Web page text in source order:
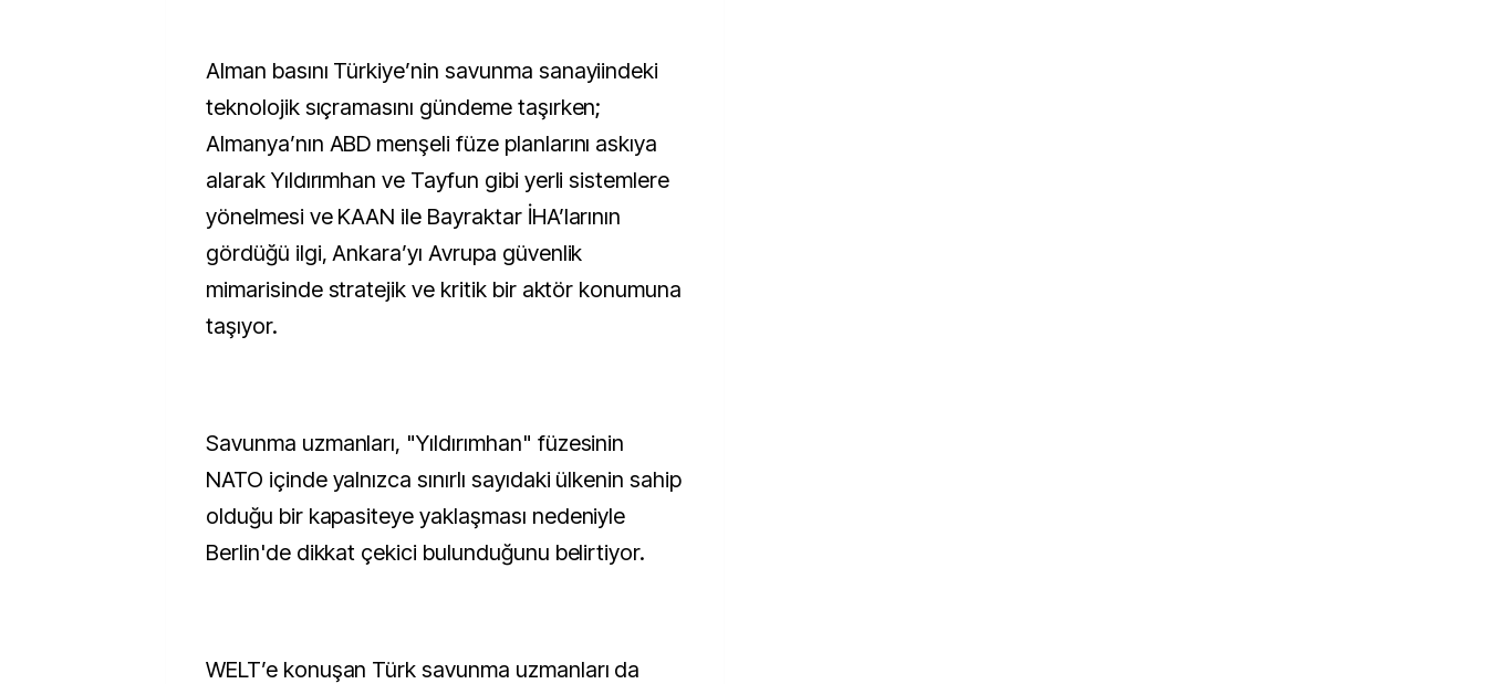
Alman basını Türkiye’nin savunma sanayiindeki
teknolojik sıçramasını gündeme taşırken;
Almanya’nın ABD menşeli füze planlarını askıya
alarak Yıldırımhan ve Tayfun gibi yerli sistemlere
yönelmesi ve KAAN ile Bayraktar İHA’larının
gördüğü ilgi, Ankara’yı Avrupa güvenlik
mimarisinde stratejik ve kritik bir aktör konumuna
taşıyor.
Savunma uzmanları, "Yıldırımhan" füzesinin
NATO içinde yalnızca sınırlı sayıdaki ülkenin sahip
olduğu bir kapasiteye yaklaşması nedeniyle
Berlin'de dikkat çekici bulunduğunu belirtiyor.
WELT’e konuşan Türk savunma uzmanları da